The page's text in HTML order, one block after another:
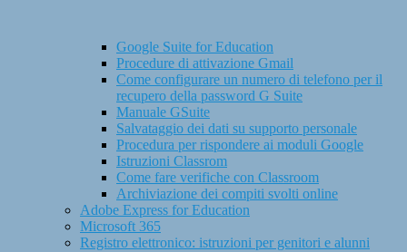
Google Suite for Education
Procedure di attivazione Gmail
Come configurare un numero di telefono per il
recupero della password G Suite
Manuale GSuite
Salvataggio dei dati su supporto personale
Procedura per rispondere ai moduli Google
Istruzioni Classrom
Come fare verifiche con Classroom
Archiviazione dei compiti svolti online
Adobe Express for Education
Microsoft 365
Registro elettronico: istruzioni per genitori e alunni